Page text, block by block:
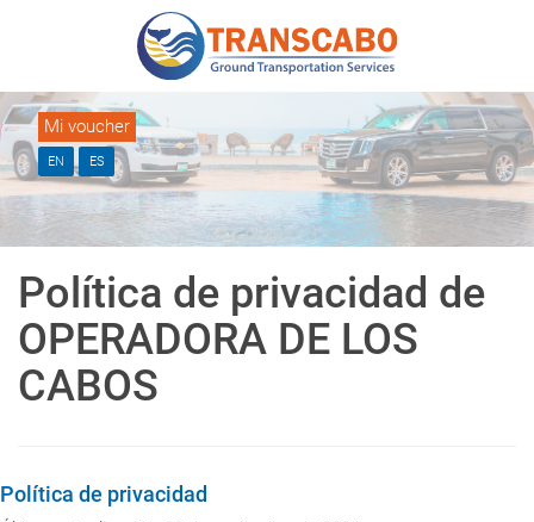
Mi voucher
EN ES
Política de privacidad de
OPERADORA DE LOS
CABOS
Política de privacidad